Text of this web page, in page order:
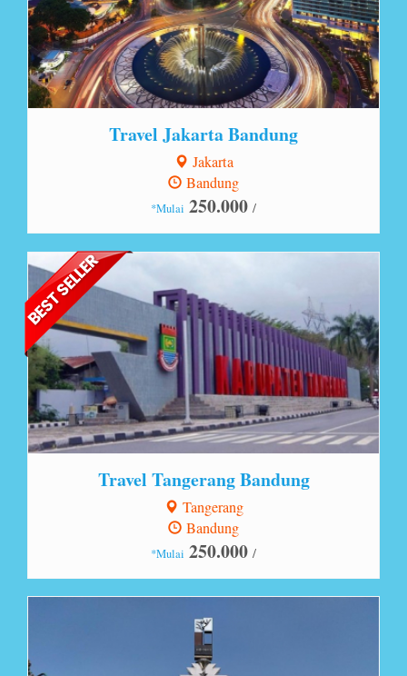
Travel Jakarta Bandung
Jakarta
Bandung
*Mulai 250.000 /
Travel Tangerang Bandung
Tangerang
Bandung
*Mulai 250.000 /